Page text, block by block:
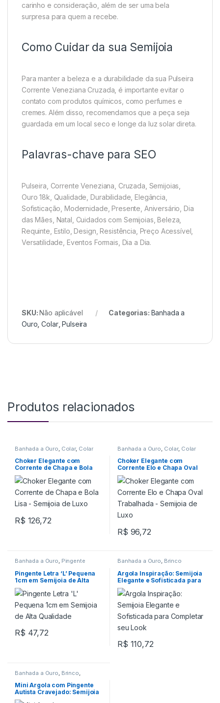
carinho e consideração, além de ser uma bela
surpresa para quem a recebe.
Como Cuidar da sua Semijoia
Para manter a beleza e a durabilidade da sua Pulseira
Corrente Veneziana Cruzada, é importante evitar o
contato com produtos químicos, como perfumes e
cremes. Além disso, recomendamos que a peça seja
guardada em um local seco e longe da luz solar direta.
Palavras-chave para SEO
Pulseira, Corrente Veneziana, Cruzada, Semijoias,
Ouro 18k, Qualidade, Durabilidade, Elegância,
Sofisticação, Modernidade, Presente, Aniversário, Dia
das Mães, Natal, Cuidados com Semijoias, Beleza,
Requinte, Estilo, Design, Resistência, Preço Acessível,
Versatilidade, Eventos Formais, Dia a Dia.
SKU:Não aplicável Categorias: Banhada a
Ouro ,Colar,Pulseira
Produtos relacionados
Banhada a Ouro, Colar, Colar
Choker Elegante com
Corrente de Chapa e Bola
Lisa – Semijoia de Luxo
R$ 126,72
Banhada a Ouro, Colar, Colar
Choker Elegante com
Corrente Elo e Chapa Oval
Trabalhada – Semijoia de
Luxo
R$ 96,72
Banhada a Ouro, Pingente
Pingente Letra ‘L’ Pequena
1cm em Semijoia de Alta
Qualidade
R$ 47,72
Banhada a Ouro, Brinco
Argola Inspiração: Semijoia
Elegante e Sofisticada para
Completar seu Look
R$ 110,72
Banhada a Ouro Brinco
Mini Argola com Pingente
Autista Cravejado: Semijoia
Inspiradora e Elegante